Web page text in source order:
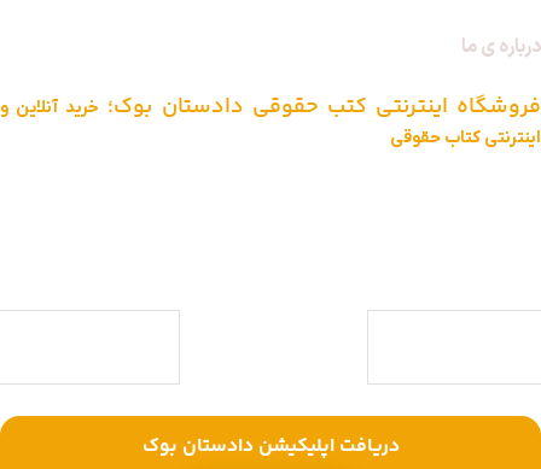
درباره ی ما
فروشگاه اینترنتی کتب حقوقی دادستان بوک؛ خرید آنلاین و
اینترنتی کتاب حقوقی
دریافت اپلیکیشن دادستان بوک